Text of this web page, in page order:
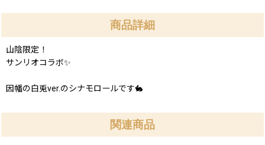
商品詳細
山陰限定！
サンリオコラボ✨
因幡の白兎ver.のシナモロールです🐇
関連商品